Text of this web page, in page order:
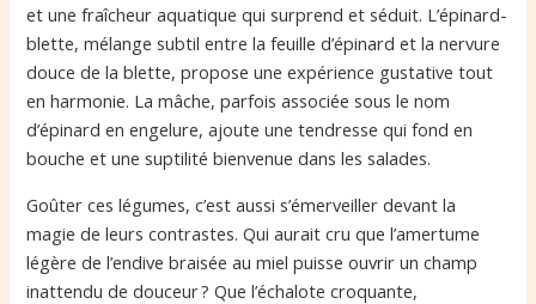
et une fraîcheur aquatique qui surprend et séduit. L’épinard-
blette, mélange subtil entre la feuille d’épinard et la nervure
douce de la blette, propose une expérience gustative tout
en harmonie. La mâche, parfois associée sous le nom
d’épinard en engelure, ajoute une tendresse qui fond en
bouche et une suptilité bienvenue dans les salades.
Goûter ces légumes, c’est aussi s’émerveiller devant la
magie de leurs contrastes. Qui aurait cru que l’amertume
légère de l’endive braisée au miel puisse ouvrir un champ
inattendu de douceur ? Que l’échalote croquante,